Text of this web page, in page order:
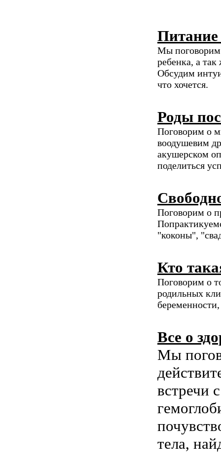
Мы поговорим
ребенка, а
Обсудим
что хочется.
Роды
Поговорим о
воодушевим
акушерском
поделиться
Поговорим о
"коконы",
Кто
Поговорим о
родильных
Все о
Мы
встречи
тела,